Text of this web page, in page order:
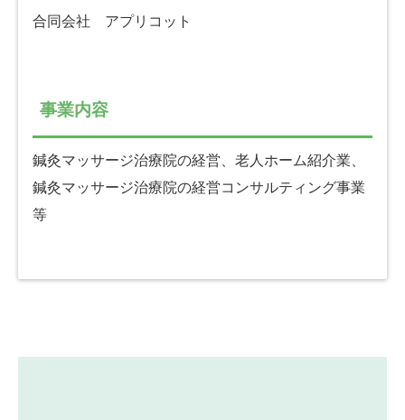
合同会社 アプリコット
事業内容
鍼灸マッサージ治療院の経営、老人ホーム紹介業、
鍼灸マッサージ治療院の経営コンサルティング事業
等